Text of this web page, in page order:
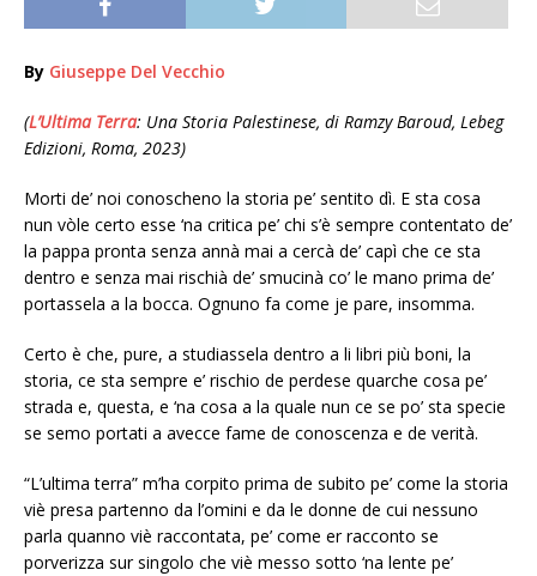
By Giuseppe Del Vecchio
(L’Ultima Terra: Una Storia Palestinese, di Ramzy Baroud, Lebeg
Edizioni, Roma, 2023)
Morti de’ noi conoscheno la storia pe’ sentito dì. E sta cosa
nun vòle certo esse ‘na critica pe’ chi s’è sempre contentato de’
la pappa pronta senza annà mai a cercà de’ capì che ce sta
dentro e senza mai rischià de’ smucinà co’ le mano prima de’
portassela a la bocca. Ognuno fa come je pare, insomma.
Certo è che, pure, a studiassela dentro a li libri più boni, la
storia, ce sta sempre e’ rischio de perdese quarche cosa pe’
strada e, questa, e ‘na cosa a la quale nun ce se po’ sta specie
se semo portati a avecce fame de conoscenza e de verità.
“L’ultima terra” m’ha corpito prima de subito pe’ come la storia
viè presa partenno da l’omini e da le donne de cui nessuno
parla quanno viè raccontata, pe’ come er racconto se
porverizza sur singolo che viè messo sotto ‘na lente pe’